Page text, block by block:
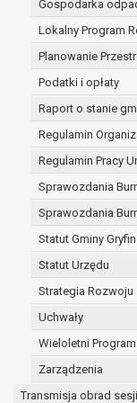
Gospodarka
Lokalny Program
Planowanie
Podatki i opłaty
Raport o stanie
Regulamin
Regulamin Pracy
Sprawozdania
Sprawozdania
Statut Gminy
Statut Urzędu
Strategia Rozwoju
Uchwały
Wieloletni
Zarządzenia
Transmisja obrad
dane
w
W związku
wskazanym
kategoriom
Odbiorcami